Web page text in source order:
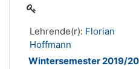
Lehrende(r): Florian
Hoffmann
Wintersemester 2019/